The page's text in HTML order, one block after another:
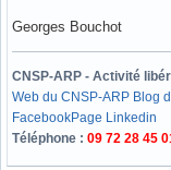
Georges Bouchot
CNSP-ARP - Activité
Web du CNSP-ARP Blog
FacebookPage Linkedin
Téléphone : 09 72 28 45